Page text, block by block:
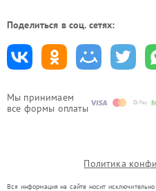
Мы принимаем
все формы оплаты
Поделиться в соц. сетях:
Политика
Вся информация на сайте носит